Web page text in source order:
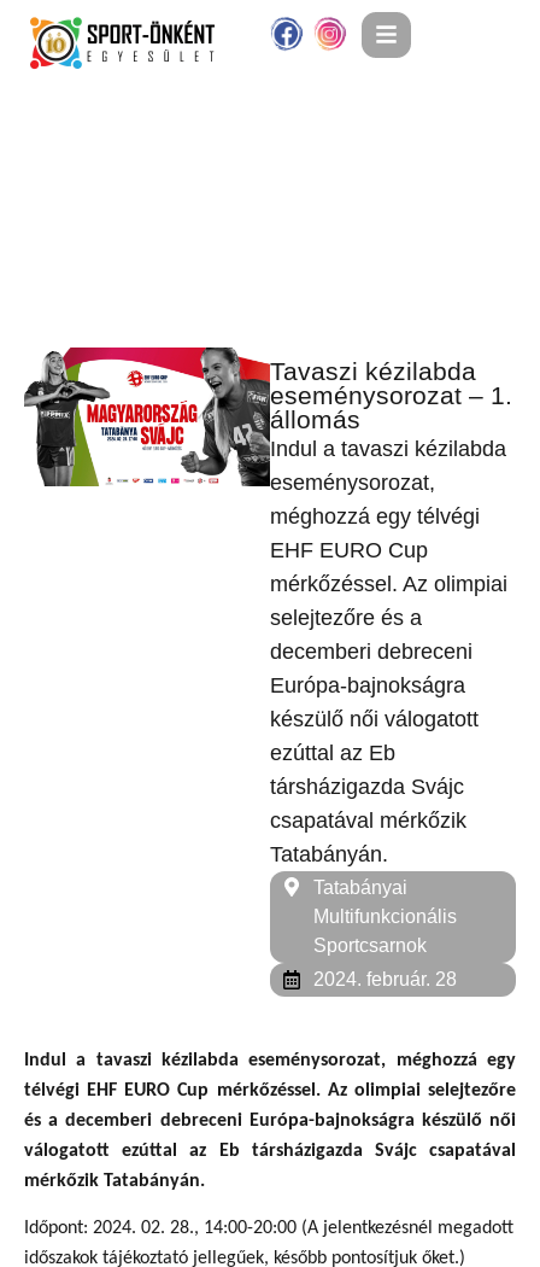
Tavaszi kézilabda
eseménysorozat – 1.
állomás
Indul a tavaszi kézilabda
eseménysorozat,
méghozzá egy télvégi
EHF EURO Cup
mérkőzéssel. Az olimpiai
selejtezőre és a
decemberi debreceni
Európa-bajnokságra
készülő női válogatott
ezúttal az Eb
társházigazda Svájc
csapatával mérkőzik
Tatabányán.
Tatabányai
Multifunkcionális
Sportcsarnok
2024. február. 28
Indul a tavaszi kézilabda eseménysorozat, méghozzá egy
télvégi EHF EURO Cup mérkőzéssel. Az olimpiai selejtezőre
és a decemberi debreceni Európa-bajnokságra készülő női
válogatott ezúttal az Eb társházigazda Svájc csapatával
mérkőzik Tatabányán.
Időpont: 2024. 02. 28., 14:00-20:00 (A jelentkezésnél megadott
időszakok tájékoztató jellegűek, később pontosítjuk őket.)